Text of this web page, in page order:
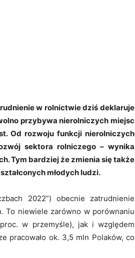
w rolnictwie dziś deklaruje
przybywa nierolniczych miejsc
Od rozwoju funkcji nierolniczych
sektora rolniczego – wynika
Tym bardziej że zmienia się także
młodych ludzi.
2022”) obecnie zatrudnienie
To niewiele zarówno w porównaniu
w przemyśle), jak i względem
pracowało ok. 3,5 mln Polaków, co